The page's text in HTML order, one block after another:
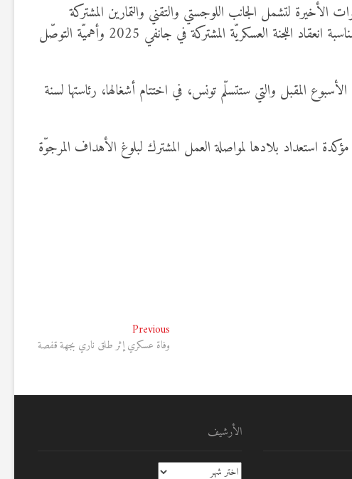
الأخيرة لتشمل الجانب اللوجستي والتقني والتمارين المشتركة
وتبادل الخبرات والزيارات بين الجانبين خاصّة في مجال التدريب والتكوين. مؤكّدا على ضرورة دفع هذه الشراكة الاستراتيجيّة بمناسبة انعقاد اللجنة العسكريّة المشتركة في جانفي 2025 وأهميّة التوصّل
“5+5 دفاع” التي ستحتضنها العاصمة الإسبانيّة الأسبوع المقبل والتي ستتسلّم تونس، في اختتام أشغالها، رئاستها لسنة
استعداد بلادها لمواصلة العمل المشترك لبلوغ الأهداف المرجوّة
Previous
Previous
post:
وفاة عسكري إثر طلق ناري بجهة قفصة
الأرشيف
الأرشيف